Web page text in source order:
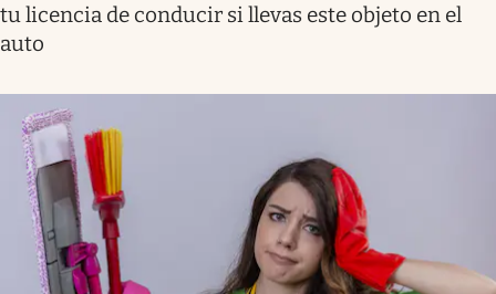
tu licencia de conducir si llevas este objeto en el
auto